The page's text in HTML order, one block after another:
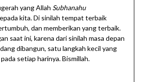
yang Allah Subhanahu
kita. Di sinilah tempat terbaik
dan memberikan yang terbaik.
saat ini, karena dari sinilah masa depan
dibangun, satu langkah kecil yang
setiap harinya. Bismillah.